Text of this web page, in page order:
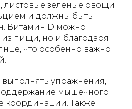
листовые зеленые овощи
и должны быть
Витамин D можно
из пищи, но и благодаря
что особенно важно
упражнения,
мышечного
координации. Также